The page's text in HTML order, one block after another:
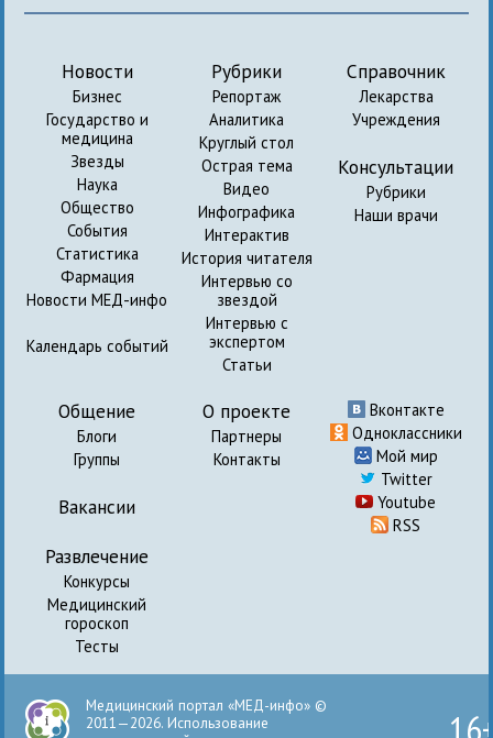
Новости
Бизнес
Государство и
медицина
Звезды
Наука
Общество
События
Статистика
Фармация
Новости МЕД-инфо
Календарь событий
Рубрики
Репортаж
Аналитика
Круглый стол
Острая тема
Видео
Инфографика
Интерактив
История читателя
Интервью со
звездой
Интервью с
экспертом
Статьи
Справочник
Лекарства
Учреждения
Консультации
Рубрики
Наши врачи
Общение
Блоги
Группы
Вакансии
Развлечение
Конкурсы
Медицинский
гороскоп
Тесты
О проекте
Партнеры
Контакты
Вконтакте
Одноклассники
Мой мир
Twitter
Youtube
RSS
Медицинский портал «МЕД-инфо» ©
2011—2026. Использование